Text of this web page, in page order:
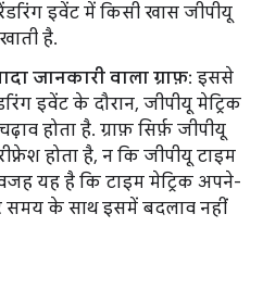
इवेंट में किसी खास जीपीयू
है.
जानकारी वाला ग्राफ़: इससे
इवेंट के दौरान, जीपीयू मेट्रिक
होता है. ग्राफ़ सिर्फ़ जीपीयू
होता है, न कि जीपीयू टाइम
यह है कि टाइम मेट्रिक अपने-
के साथ इसमें बदलाव नहीं